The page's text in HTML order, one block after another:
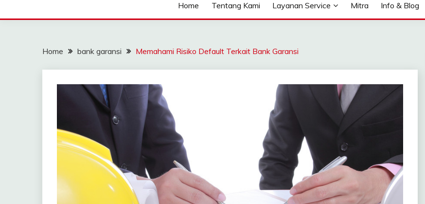
Home Tentang Kami Layanan Service Mitra Info & Blog
Home bank garansi Memahami Risiko Default Terkait Bank Garansi